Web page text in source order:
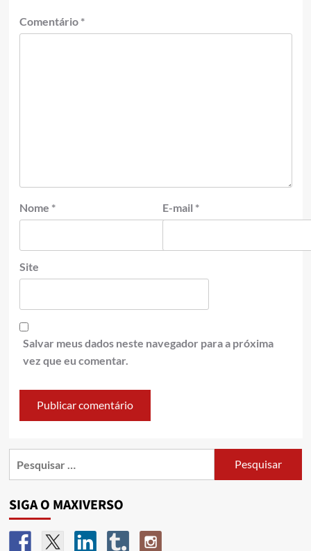
Comentário *
Nome * E-mail *
Site
Salvar meus dados neste navegador para a próxima
vez que eu comentar.
SIGA O MAXIVERSO